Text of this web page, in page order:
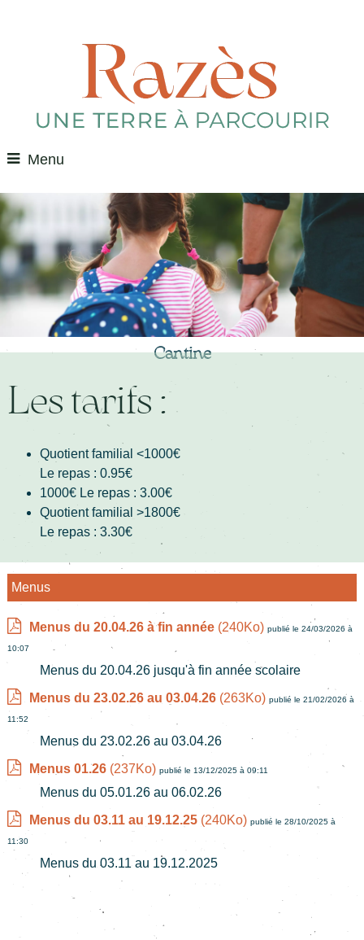
Menu
Cantine
Les tarifs :
Quotient familial <1000€
Le repas : 0.95€
1000€ Le repas : 3.00€
Quotient familial >1800€
Le repas : 3.30€
Menus
Menus du 20.04.26 à fin année(240Ko) publié le 24/03/2026 à
10:07
Menus du 20.04.26 jusqu'à fin année scolaire
Menus du 23.02.26 au 03.04.26(263Ko) publié le 21/02/2026 à
11:52
Menus du 23.02.26 au 03.04.26
Menus 01.26(237Ko) publié le 13/12/2025 à 09:11
Menus du 05.01.26 au 06.02.26
Menus du 03.11 au 19.12.25(240Ko) publié le 28/10/2025 à
11:30
Menus du 03.11 au 19.12.2025